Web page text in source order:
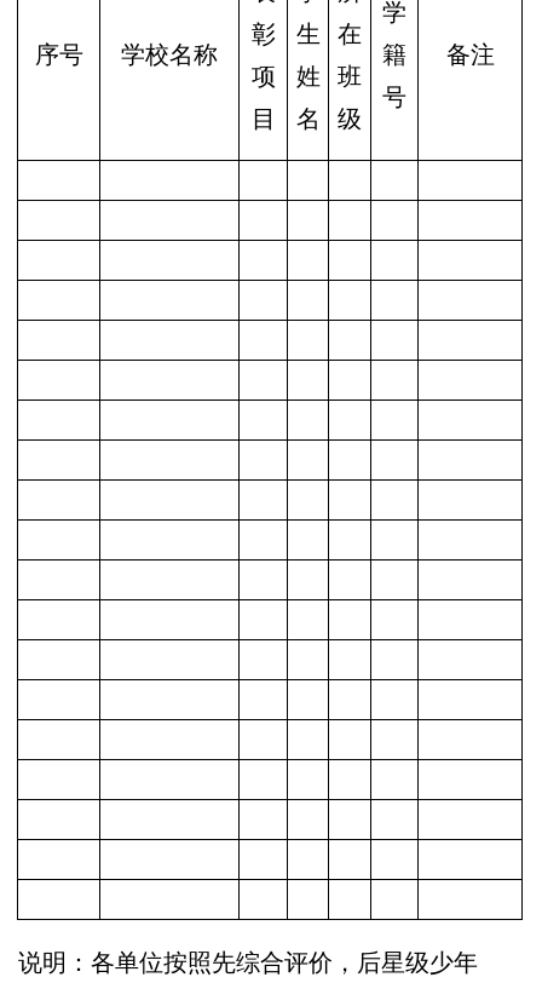
序号 学校名称
彰
项
目
生
姓
名
在
班
级
学
籍
号
备注
说明：各单位按照先综合评价，后星级少年